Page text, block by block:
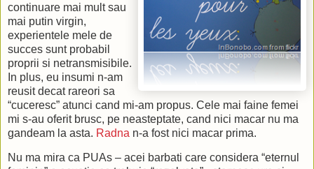
continuare mai mult sau
mai putin virgin,
experientele mele de
succes sunt probabil
proprii si netransmisibile.
In plus, eu insumi n-am
reusit decat rareori sa
“cuceresc” atunci cand mi-am propus. Cele mai faine femei
mi s-au oferit brusc, pe neasteptate, cand nici macar nu ma
gandeam la asta. Radna n-a fost nici macar prima.
Nu ma mira ca PUAs – acei barbati care considera “eternul